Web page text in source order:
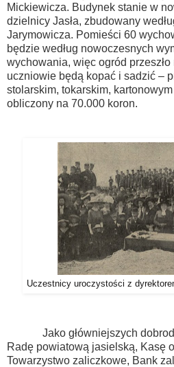
Mickiewicza. Budynek stanie w
dzielnicy Jasła, zbudowany
Jarymowicza. Pomieści 60
będzie według nowoczesnych
wychowania, więc ogród
uczniowie będą kopać i sadzić –
stolarskim, tokarskim,
obliczony na 70.000 koron.
Uczestnicy uroczystości z
Jako główniejszych
Radę powiatową jasielską, Kasę
Towarzystwo zaliczkowe, Bank